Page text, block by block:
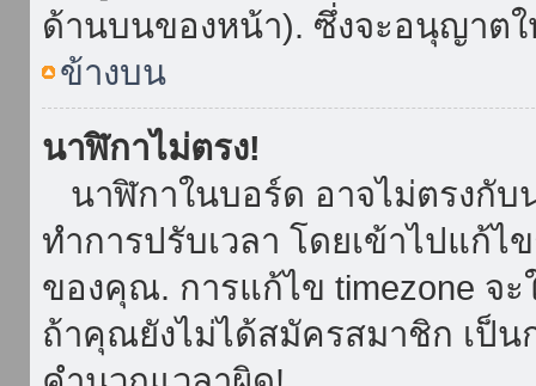
ด้านบนของหน้า). ซึ่งจะอนุญาต
ข้างบน
นาฬิกาไม่ตรง!
นาฬิกาในบอร์ด อาจไม่ตรงกั
ทำการปรับเวลา โดยเข้าไปแก้
ของคุณ. การแก้ไข timezone จ
ถ้าคุณยังไม่ได้สมัครสมาชิก เป็